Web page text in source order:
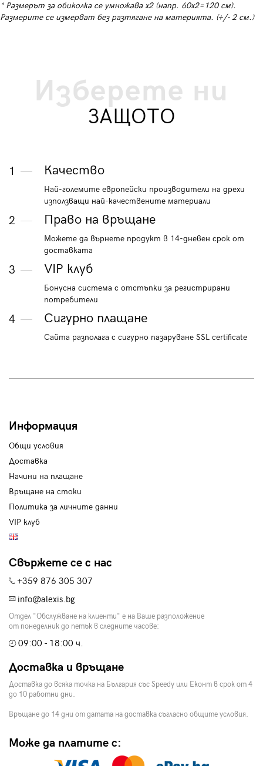
* Размерът за обиколка се умножава х2 (напр. 60х2=120 см).
Размерите се измерват без разтягане на материята. (+/- 2 см.)
Изберете ни
ЗАЩОТО
1 Качество
Най-големите европейски производители на дрехи
използващи най-качествените материали
2 Право на връщане
Можете да върнете продукт в 14-дневен срок от
доставката
3 VIP клуб
Бонусна система с отстъпки за регистрирани
потребители
4 Сигурно плащане
Сайта разполага с сигурно пазаруване SSL certificate
Информация
Общи условия
Доставка
Начини на плащане
Връщане на стоки
Политика за личните данни
VIP клуб
Свържете се с нас
+359 876 305 307
info@alexis.bg
Отдел "Обслужване на клиенти" е на Ваше разположение
от понеделник до петък в следните часове:
09:00 - 18:00 ч.
Доставка и връщане
Доставка до всяка точка на България със Speedy или Еконт в срок от 4
до 10 работни дни.
Връщане до 14 дни от датата на доставка съгласно общите условия.
Може да платите с: